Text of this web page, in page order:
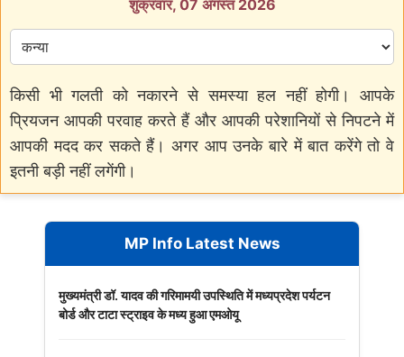
शुक्रवार, 07 अगस्त 2026
किसी भी गलती को नकारने से समस्या हल नहीं होगी। आपके
प्रियजन आपकी परवाह करते हैं और आपकी परेशानियों से निपटने में
आपकी मदद कर सकते हैं। अगर आप उनके बारे में बात करेंगे तो वे
इतनी बड़ी नहीं लगेंगी।
MP Info Latest News
मुख्यमंत्री डॉ. यादव की गरिमामयी उपस्थिति में मध्यप्रदेश पर्यटन
बोर्ड और टाटा स्ट्राइव के मध्य हुआ एमओयू